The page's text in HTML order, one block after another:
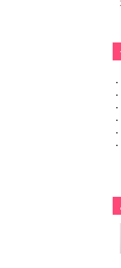
・
・
・
・
・
・